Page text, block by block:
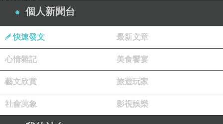
沒有人會記得那本筆記本
但它曾經承載過
我們所有的胡言亂語與崩潰夜晚
個人新聞台
快速發文 最新文章
心情雜記 美食饗宴
藝文欣賞 旅遊玩家
社會萬象 影視娛樂